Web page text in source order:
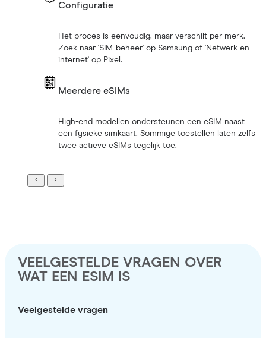
Configuratie
Het proces is eenvoudig, maar verschilt per merk.
Zoek naar 'SIM-beheer' op Samsung of 'Netwerk en
internet' op Pixel.
Meerdere eSIMs
High-end modellen ondersteunen een eSIM naast
een fysieke simkaart. Sommige toestellen laten zelfs
twee actieve eSIMs tegelijk toe.
VEELGESTELDE VRAGEN OVER
WAT EEN ESIM IS
Veelgestelde vragen